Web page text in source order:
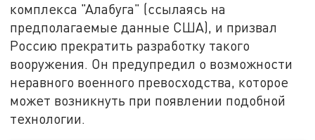
комплекса "Алабуга" (ссылаясь на
предполагаемые данные США), и призвал
Россию прекратить разработку такого
вооружения. Он предупредил о возможности
неравного военного превосходства, которое
может возникнуть при появлении подобной
технологии.